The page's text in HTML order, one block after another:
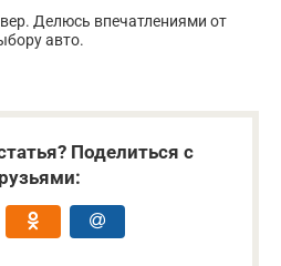
Делюсь впечатлениями от
авто.
Поделиться с